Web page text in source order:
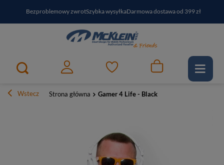
Bezproblemowy zwrotSzybka wysyłkaDarmowa dostawa od 399 zł
PayPo - kup i zapłać za30 dniZapisz się do newslettera i odbierz RABAT
Wstecz Strona główna Gamer 4 Life - Black